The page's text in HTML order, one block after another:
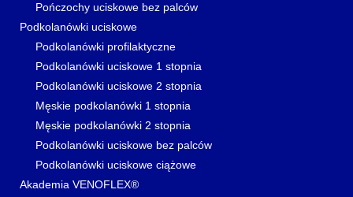
Pończochy uciskowe bez palców
Podkolanówki uciskowe
Podkolanówki profilaktyczne
Podkolanówki uciskowe 1 stopnia
Podkolanówki uciskowe 2 stopnia
Męskie podkolanówki 1 stopnia
Męskie podkolanówki 2 stopnia
Podkolanówki uciskowe bez palców
Podkolanówki uciskowe ciążowe
Akademia VENOFLEX®